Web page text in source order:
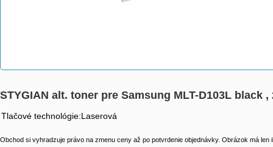
STYGIAN alt. toner pre Samsung MLT-D103L black ,
Tlačové technológie:Laserová
Obchod si vyhradzuje právo na zmenu ceny až po potvrdenie objednávky. Obrázok má len